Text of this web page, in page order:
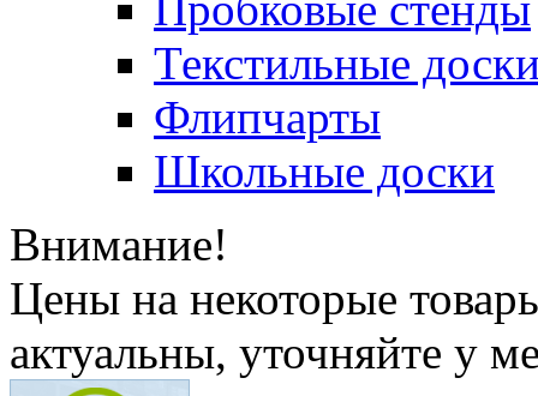
Текстильные
Флипчарты
Школьные доски
Внимание!
Цены на некоторые
актуальны, уточняйте у